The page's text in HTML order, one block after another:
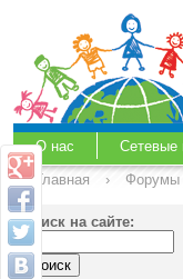
О нас Сетевые
Главная
› Форумы
Поиск на сайте: